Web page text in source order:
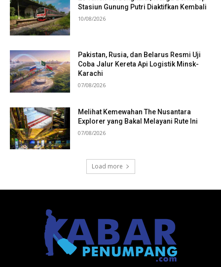
Stasiun Gunung Putri Diaktifkan Kembali
10/08/2026
Pakistan, Rusia, dan Belarus Resmi Uji
Coba Jalur Kereta Api Logistik Minsk-
Karachi
07/08/2026
Melihat Kemewahan The Nusantara
Explorer yang Bakal Melayani Rute Ini
07/08/2026
Load more